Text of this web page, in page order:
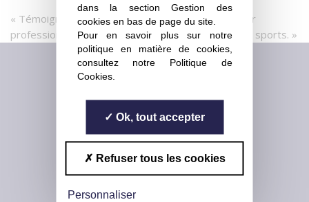
dans la section Gestion des
cookies en bas de page du site.
Pour en savoir plus sur notre
politique en matière de cookies,
consultez notre Politique de
Cookies.
Ok, tout accepter
Refuser tous les cookies
Personnaliser
« Témoignage de Stéphane ROBINET ancien joueur
professionnel qui est à la tête de plusieurs salle de sports. »
RENCONTREZ-NOUS
5 rue des Colonnes
01 40 39 91 07
CONTACTEZ-NOUS
Règlement intérieur
Conditions Générales de Ventes
Déclaration d'activité : 11782630375
auprès de la sous-préfecture de Rambouillet